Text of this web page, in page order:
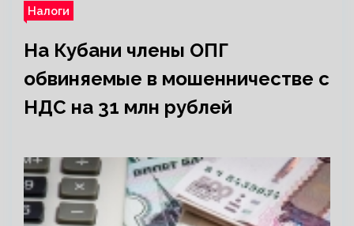
Налоги
На Кубани члены ОПГ
обвиняемые в мошенничестве с
НДС на 31 млн рублей